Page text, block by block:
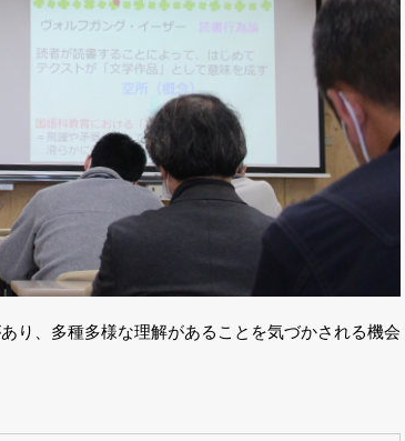
り、多種多様な理解があることを気づかされる機会